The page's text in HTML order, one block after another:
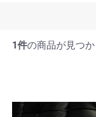
1件の商品が見つ